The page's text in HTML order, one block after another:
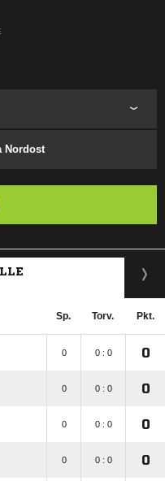
Nordost
Sp. Torv. Pkt.
0 0 : 0 0
0 0 : 0 0
0 0 : 0 0
0 0 : 0 0